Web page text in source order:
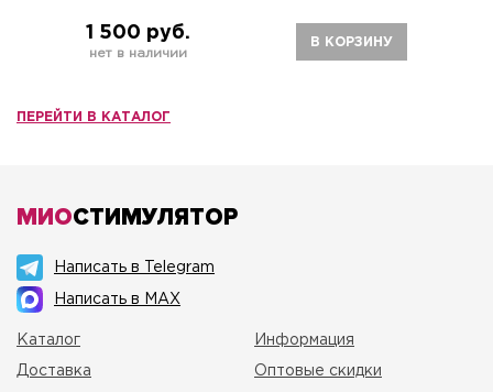
1 500 руб.
нет в наличии
В КОРЗИНУ
ПЕРЕЙТИ В КАТАЛОГ
МИОСТИМУЛЯТОР
Каталог
Доставка
Информация
Оптовые скидки
Написать в Telegram
Написать в MAX